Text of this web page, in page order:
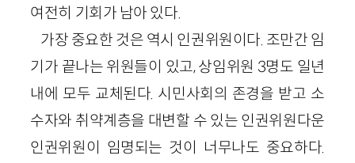
여전히 기회가 남아 있다.
가장 중요한 것은 역시 인권위원이다. 조만간 임
기가 끝나는 위원들이 있고, 상임위원 3명도 일년
내에 모두 교체된다. 시민사회의 존경을 받고 소
수자와 취약계층을 대변할 수 있는 인권위원다운
인권위원이 임명되는 것이 너무나도 중요하다.